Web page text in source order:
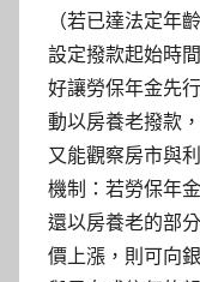
（若已達法定年
設定撥款起始時
好讓勞保年金先
動以房養老撥款
又能觀察房市與
機制：若勞保年
還以房養老的部
價上漲，則可向